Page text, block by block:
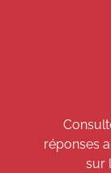
réponses
sur